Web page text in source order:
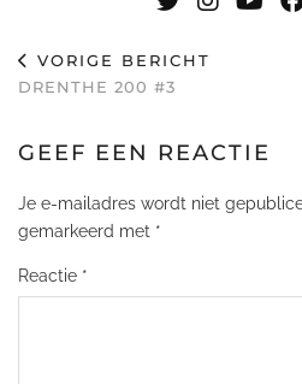
VORIGE BERICHT
DRENTHE 200 #3
GEEF EEN REACTIE
Je e-mailadres wordt niet
gemarkeerd met *
Reactie *